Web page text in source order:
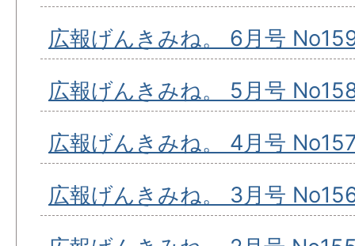
広報げんきみね。 6月号
広報げんきみね。 5月号
広報げんきみね。 4月号
広報げんきみね。 3月号